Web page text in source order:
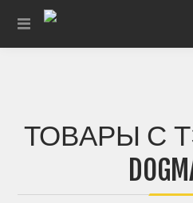
ТОВАРЫ С